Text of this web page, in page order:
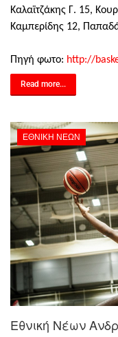
Καλαϊτζάκης Γ. 15,
Καμπερίδης 12,
Πηγή φωτο: http://
Read more...
ΕΘΝΙΚΉ ΝΈΩΝ
Εθνική Νέων